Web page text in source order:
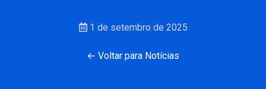
1 de setembro de 2025
← Voltar para Notícias